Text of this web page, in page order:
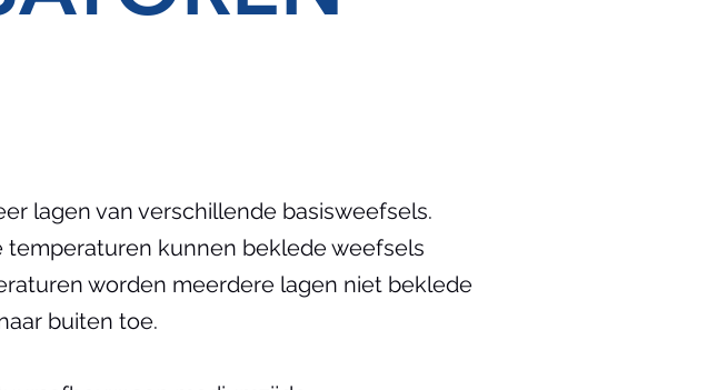
lagen van verschillende basisweefsels.
kunnen beklede weefsels
worden meerdere lagen niet beklede
buiten toe.